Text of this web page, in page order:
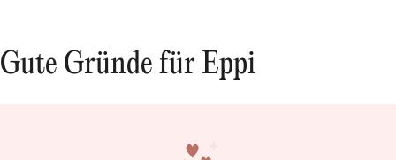
Gute Gründe für Eppi